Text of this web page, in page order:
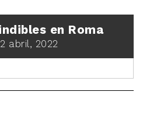
en Roma
abril, 2022